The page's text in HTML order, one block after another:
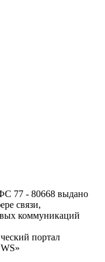
77 - 80668 выдано
связи,
коммуникаций
портал